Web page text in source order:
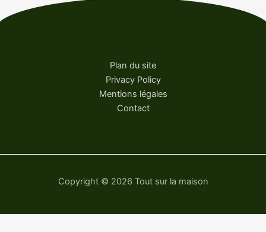
Plan du site
Privacy Policy
Mentions légales
Contact
Copyright © 2026 Tout sur la maison